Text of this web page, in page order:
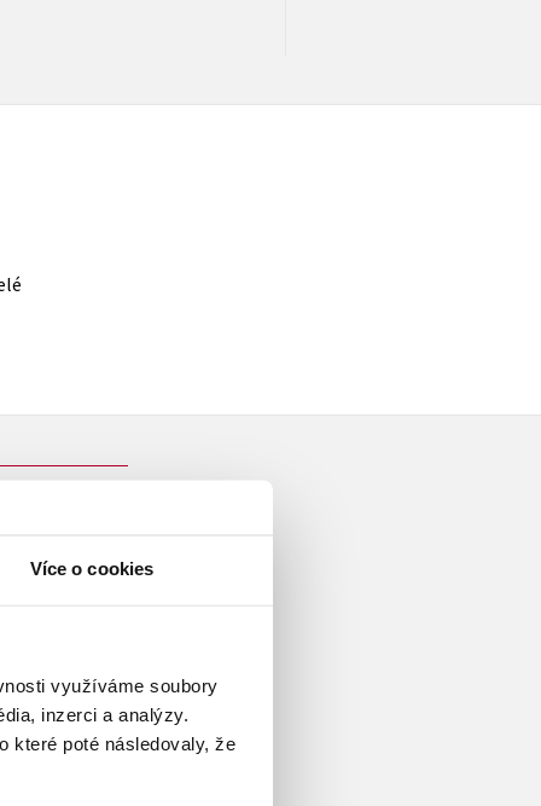
Více o cookies
využíváme soubory
inzerci a analýzy.
které poté následovaly, že
příručkuTak pravil
Obnažená Paříž: Tajný život
VII.Jeho Veličenstvo